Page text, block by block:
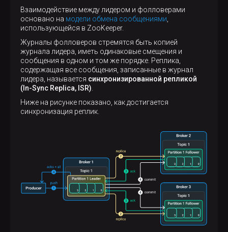
Взаимодействие между лидером и фолловерами
основано на модели обмена сообщениями
использующейся в ZooKeeper.
Журналы фолловеров стремятся быть копией
журнала лидера, иметь одинаковые смещения и
сообщения в одном и том же порядке. Реплика,
содержащая все сообщения, записанные в журнал
лидера, называется синхронизированной репликой
(In-Sync Replica, ISR)
Ниже на рисунке показано, как достигается
синхронизация реплик.